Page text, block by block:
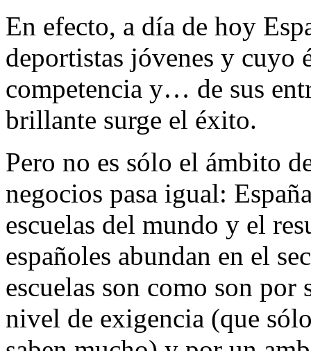
En efecto, a día de hoy
deportistas jóvenes y cuyo
competencia y… de sus
brillante surge el éxito.
Pero no es sólo el ámbito
negocios pasa igual:
escuelas del mundo y el
españoles abundan en el
escuelas son como son
nivel de exigencia (que